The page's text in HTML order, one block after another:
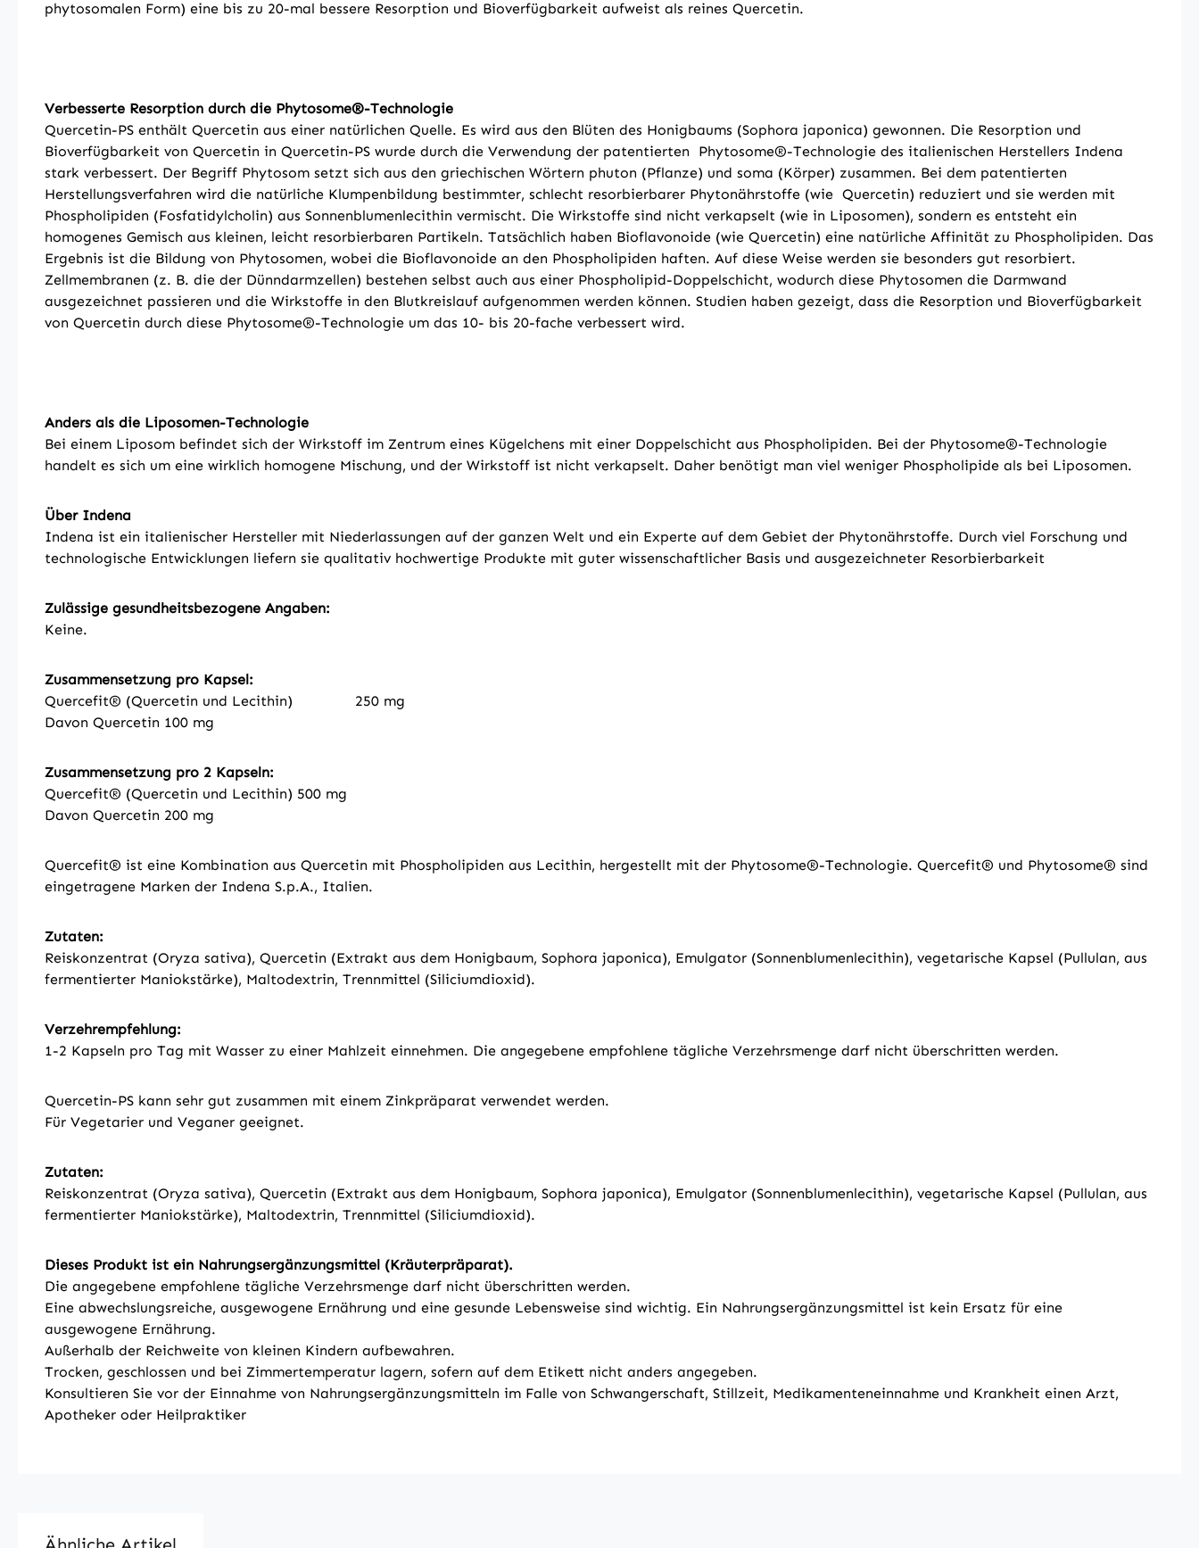
phytosomalen Form) eine bis zu 20-mal bessere Resorption und Bioverfügbarkeit aufweist als reines Quercetin.
Verbesserte Resorption durch die Phytosome®-Technologie
Quercetin-PS enthält Quercetin aus einer natürlichen Quelle. Es wird aus den Blüten des Honigbaums (Sophora japonica) gewonnen. Die Resorption und
Bioverfügbarkeit von Quercetin in Quercetin-PS wurde durch die Verwendung der patentierten Phytosome®-Technologie des italienischen Herstellers Indena
stark verbessert. Der Begriff Phytosom setzt sich aus den griechischen Wörtern phuton (Pflanze) und soma (Körper) zusammen. Bei dem patentierten
Herstellungsverfahren wird die natürliche Klumpenbildung bestimmter, schlecht resorbierbarer Phytonährstoffe (wie Quercetin) reduziert und sie werden mit
Phospholipiden (Fosfatidylcholin) aus Sonnenblumenlecithin vermischt. Die Wirkstoffe sind nicht verkapselt (wie in Liposomen), sondern es entsteht ein
homogenes Gemisch aus kleinen, leicht resorbierbaren Partikeln. Tatsächlich haben Bioflavonoide (wie Quercetin) eine natürliche Affinität zu Phospholipiden. Das
Ergebnis ist die Bildung von Phytosomen, wobei die Bioflavonoide an den Phospholipiden haften. Auf diese Weise werden sie besonders gut resorbiert.
Zellmembranen (z. B. die der Dünndarmzellen) bestehen selbst auch aus einer Phospholipid-Doppelschicht, wodurch diese Phytosomen die Darmwand
ausgezeichnet passieren und die Wirkstoffe in den Blutkreislauf aufgenommen werden können. Studien haben gezeigt, dass die Resorption und Bioverfügbarkeit
von Quercetin durch diese Phytosome®-Technologie um das 10- bis 20-fache verbessert wird.
Anders als die Liposomen-Technologie
Bei einem Liposom befindet sich der Wirkstoff im Zentrum eines Kügelchens mit einer Doppelschicht aus Phospholipiden. Bei der Phytosome®-Technologie
handelt es sich um eine wirklich homogene Mischung, und der Wirkstoff ist nicht verkapselt. Daher benötigt man viel weniger Phospholipide als bei Liposomen.
Über Indena
Indena ist ein italienischer Hersteller mit Niederlassungen auf der ganzen Welt und ein Experte auf dem Gebiet der Phytonährstoffe. Durch viel Forschung und
technologische Entwicklungen liefern sie qualitativ hochwertige Produkte mit guter wissenschaftlicher Basis und ausgezeichneter Resorbierbarkeit
Zulässige gesundheitsbezogene Angaben:
Keine.
Zusammensetzung pro Kapsel:
Quercefit® (Quercetin und Lecithin) 250 mg
Davon Quercetin 100 mg
Zusammensetzung pro 2 Kapseln:
Quercefit® (Quercetin und Lecithin) 500 mg
Davon Quercetin 200 mg
Quercefit® ist eine Kombination aus Quercetin mit Phospholipiden aus Lecithin, hergestellt mit der Phytosome®-Technologie. Quercefit® und Phytosome® sind
eingetragene Marken der Indena S.p.A., Italien.
Zutaten:
Reiskonzentrat (Oryza sativa), Quercetin (Extrakt aus dem Honigbaum, Sophora japonica), Emulgator (Sonnenblumenlecithin), vegetarische Kapsel (Pullulan, aus
fermentierter Maniokstärke), Maltodextrin, Trennmittel (Siliciumdioxid).
Verzehrempfehlung:
1-2 Kapseln pro Tag mit Wasser zu einer Mahlzeit einnehmen. Die angegebene empfohlene tägliche Verzehrsmenge darf nicht überschritten werden.
Quercetin-PS kann sehr gut zusammen mit einem Zinkpräparat verwendet werden.
Für Vegetarier und Veganer geeignet.
Zutaten:
Reiskonzentrat (Oryza sativa), Quercetin (Extrakt aus dem Honigbaum, Sophora japonica), Emulgator (Sonnenblumenlecithin), vegetarische Kapsel (Pullulan, aus
fermentierter Maniokstärke), Maltodextrin, Trennmittel (Siliciumdioxid).
Dieses Produkt ist ein Nahrungsergänzungsmittel (Kräuterpräparat).
Die angegebene empfohlene tägliche Verzehrsmenge darf nicht überschritten werden.
Eine abwechslungsreiche, ausgewogene Ernährung und eine gesunde Lebensweise sind wichtig. Ein Nahrungsergänzungsmittel ist kein Ersatz für eine
ausgewogene Ernährung.
Außerhalb der Reichweite von kleinen Kindern aufbewahren.
Trocken, geschlossen und bei Zimmertemperatur lagern, sofern auf dem Etikett nicht anders angegeben.
Konsultieren Sie vor der Einnahme von Nahrungsergänzungsmitteln im Falle von Schwangerschaft, Stillzeit, Medikamenteneinnahme und Krankheit einen Arzt,
Apotheker oder Heilpraktiker